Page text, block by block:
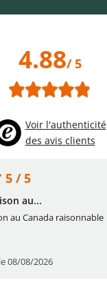
4.88/ 5
Voir l'authenticité
des avis clients
5 / 5
au...
au Canada raisonnable
le 08/08/2026